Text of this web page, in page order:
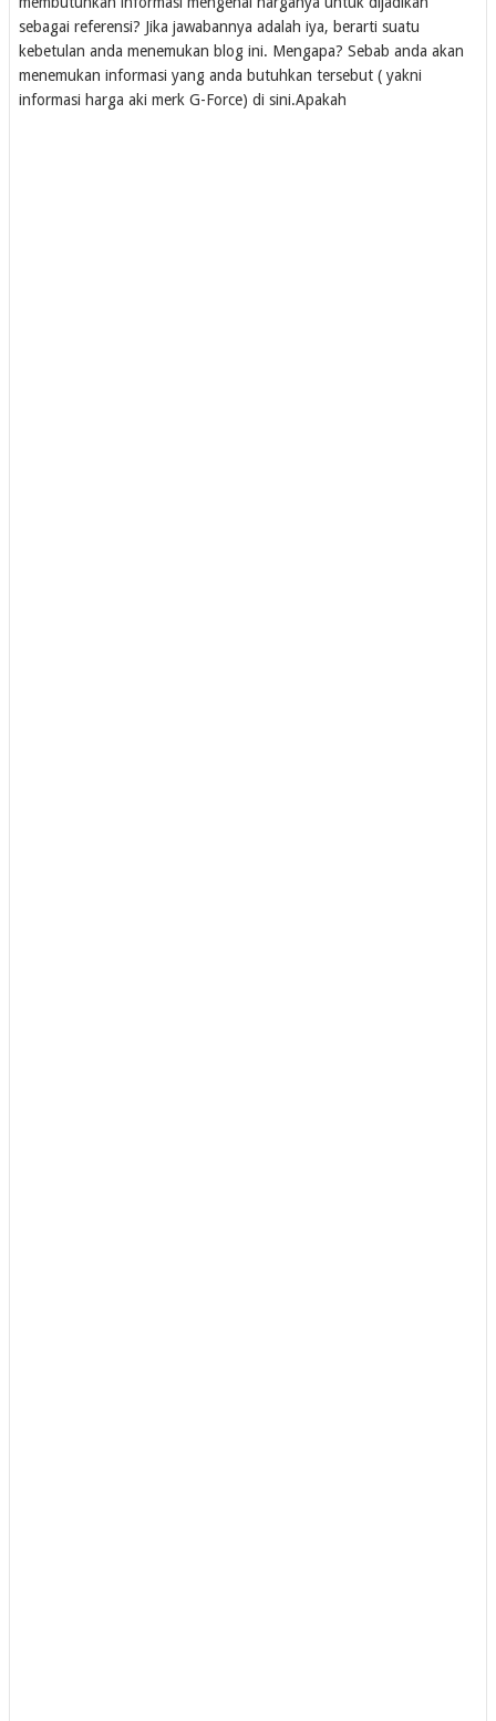
sebagai referensi? Jika jawabannya adalah iya, berarti suatu
kebetulan anda menemukan blog ini. Mengapa? Sebab anda akan
menemukan informasi yang anda butuhkan tersebut ( yakni
informasi harga aki merk G-Force) di sini.Apakah